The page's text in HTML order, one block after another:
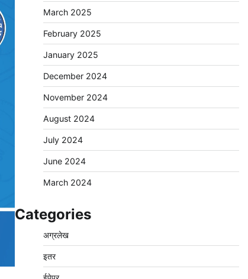
March 2025
February 2025
January 2025
December 2024
November 2024
August 2024
July 2024
June 2024
March 2024
Categories
अग्रलेख
इतर